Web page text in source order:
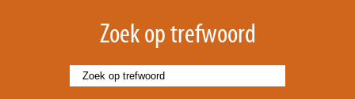
Zoek op trefwoord